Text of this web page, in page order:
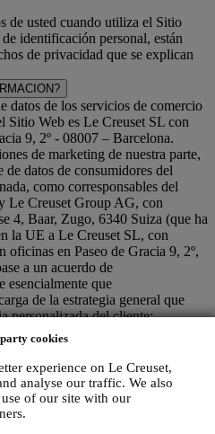
cookies
experience on Le Creuset,
analyse our traffic. We also
of our site with our
de usted cuando utiliza el Sitio
identificación personal, están
de privacidad que se explican
datos de los servicios de comercio
Sitio Web es Le Creuset SL con
9, 2º - 08007 – Barcelona.
de marketing de nuestra parte,
de datos de consumidores del
como corresponsables del
Le Creuset Group AG, con
4, Baar, Zugo, 6340 Suiza (que ha
la UE a Le Creuset SL, con
en Paseo de Gracia 9, 2º,
a un acuerdo de
esencialmente que
de la estrategia general que
personalizada del cliente;
se benefician e implementan
de manera independiente
a nivel local (dentro de un
obligados a atender las solicitudes